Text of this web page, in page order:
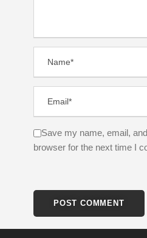
Save my name, email,
browser for the next time I